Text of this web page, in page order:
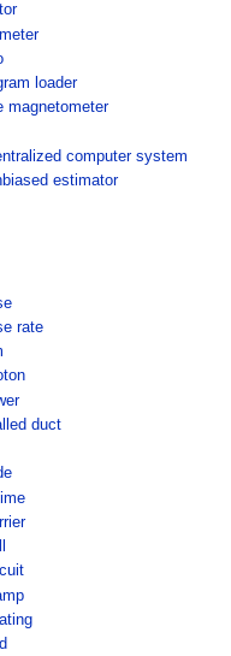
loader
magnetometer
computer system
estimator
rate
duct